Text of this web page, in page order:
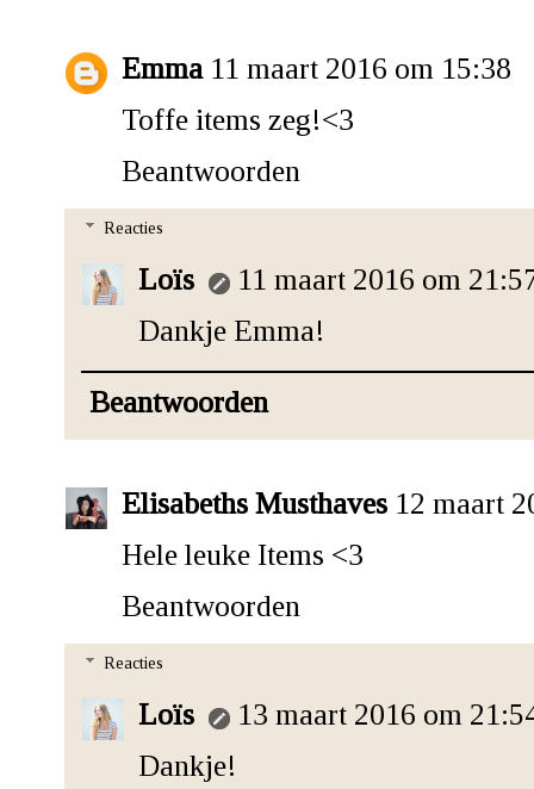
Emma 11 maart 2016 om 15:38
Toffe items zeg!<3
Beantwoorden
Reacties
Loïs
11 maart 2016 om
Dankje Emma!
Beantwoorden
Elisabeths Musthaves 12 maart
Hele leuke Items <3
Beantwoorden
Reacties
Loïs
13 maart 2016 om
Dankje!